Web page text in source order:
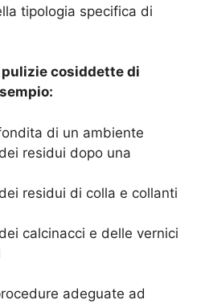
tipologia specifica di
cosiddette di
di un ambiente
residui dopo una
residui di colla e collanti
calcinacci e delle vernici
adeguate ad